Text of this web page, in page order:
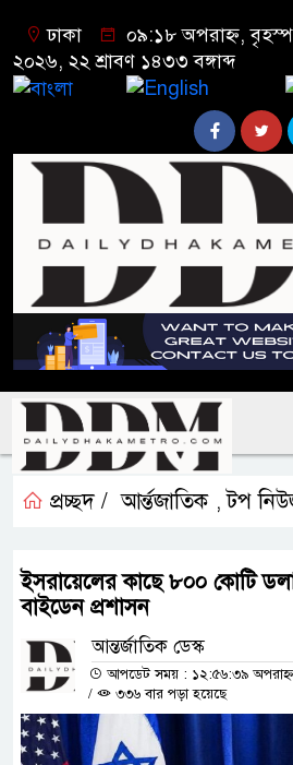
ঢাকা
০৯:১৮ অপরাহ্ন,
২০২৬, ২২ শ্রাবণ ১৪৩৩ বঙ্গাব্দ
প্রচ্ছদ / আর্ন্তজাতিক ,টপ
ইসরায়েলের কাছে ৮০০ কোটি
বাইডেন প্রশাসন
আন্তর্জাতিক ডেস্ক
আপডেট সময় : ১২:৫৬:৩৯ অপরাহ্ন,
/
৩৩৬ বার পড়া হয়েছে